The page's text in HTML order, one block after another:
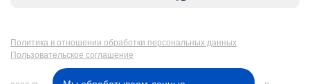
Политика в отношении обработки персональных данных
Пользовательское соглашение